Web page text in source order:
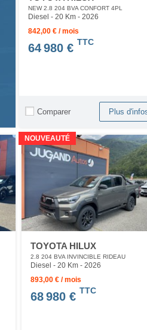
NEW 2.8 204 BVA CONFORT 4PL
Diesel - 20 Km- 2026
842,00 € / mois
64 980 € TTC
Comparer Plus
NOUVEAUTÉ
TOYOTA HILUX
2.8 204 BVA INVINCIBLE RIDEAU
Diesel - 20 Km- 2026
893,00 € / mois
68 980 € TTC